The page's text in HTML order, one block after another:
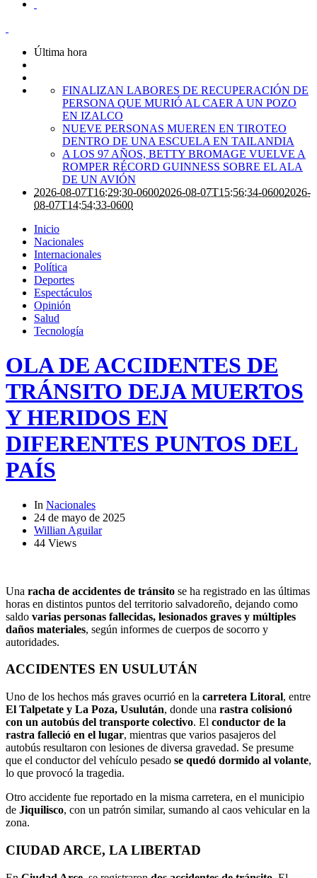
Última hora
FINALIZAN LABORES DE RECUPERACIÓN DE
PERSONA QUE MURIÓ AL CAER A UN POZO
EN IZALCO
NUEVE PERSONAS MUEREN EN TIROTEO
DENTRO DE UNA ESCUELA EN TAILANDIA
A LOS 97 AÑOS, BETTY BROMAGE VUELVE A
ROMPER RÉCORD GUINNESS SOBRE EL ALA
DE UN AVIÓN
2026-08-07T16:29:30-06002026-08-07T15:56:34-06002026-
08-07T14:54:33-0600
Inicio
Nacionales
Internacionales
Política
Deportes
Espectáculos
Opinión
Salud
Tecnología
OLA DE ACCIDENTES DE
TRÁNSITO DEJA MUERTOS
Y HERIDOS EN
DIFERENTES PUNTOS DEL
PAÍS
In Nacionales
24 de mayo de 2025
Willian Aguilar
44 Views
Una racha de accidentes de tránsito se ha registrado en las últimas
horas en distintos puntos del territorio salvadoreño, dejando como
saldo varias personas fallecidas, lesionados graves y múltiples
daños materiales, según informes de cuerpos de socorro y
autoridades.
ACCIDENTES EN USULUTÁN
Uno de los hechos más graves ocurrió en la carretera Litoral, entre
El Talpetate y La Poza, Usulután, donde una rastra colisionó
con un autobús del transporte colectivo. El conductor de la
rastra falleció en el lugar, mientras que varios pasajeros del
autobús resultaron con lesiones de diversa gravedad. Se presume
que el conductor del vehículo pesado se quedó dormido al volante,
lo que provocó la tragedia.
Otro accidente fue reportado en la misma carretera, en el municipio
de Jiquilisco, con un patrón similar, sumando al caos vehicular en la
zona.
CIUDAD ARCE, LA LIBERTAD